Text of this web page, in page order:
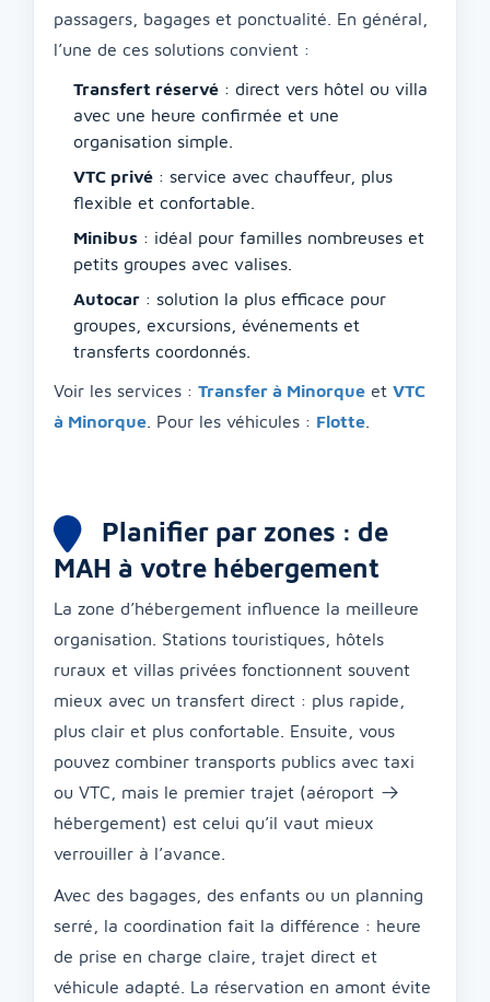
passagers, bagages et ponctualité. En général,
l’une de ces solutions convient :
Transfert réservé : direct vers hôtel ou villa
avec une heure confirmée et une
organisation simple.
VTC privé : service avec chauffeur, plus
flexible et confortable.
Minibus : idéal pour familles nombreuses et
petits groupes avec valises.
Autocar : solution la plus efficace pour
groupes, excursions, événements et
transferts coordonnés.
Voir les services : Transfer à Minorque et VTC
à Minorque . Pour les véhicules : Flotte
Planifier par zones : de
MAH à votre hébergement
La zone d’hébergement influence la meilleure
organisation. Stations touristiques, hôtels
ruraux et villas privées fonctionnent souvent
mieux avec un transfert direct : plus rapide,
plus clair et plus confortable. Ensuite, vous
pouvez combiner transports publics avec taxi
ou VTC, mais le premier trajet (aéroport →
hébergement) est celui qu’il vaut mieux
verrouiller à l’avance.
Avec des bagages, des enfants ou un planning
serré, la coordination fait la différence : heure
de prise en charge claire, trajet direct et
véhicule adapté. La réservation en amont évite